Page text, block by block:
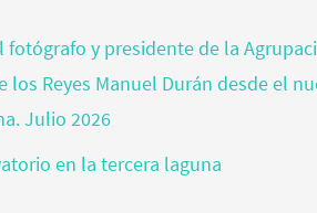
y presidente de la
los Reyes Manuel Durán desde el
Julio 2026
en la tercera laguna